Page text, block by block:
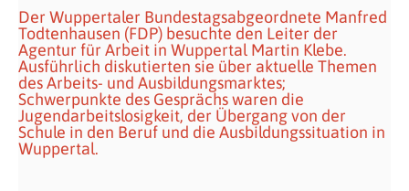
Der Wuppertaler Bundestagsabgeordnete Manfred
Todtenhausen (FDP) besuchte den Leiter der
Agentur für Arbeit in Wuppertal Martin Klebe.
Ausführlich diskutierten sie über aktuelle Themen
des Arbeits- und Ausbildungsmarktes;
Schwerpunkte des Gesprächs waren die
Jugendarbeitslosigkeit, der Übergang von der
Schule in den Beruf und die Ausbildungssituation in
Wuppertal.